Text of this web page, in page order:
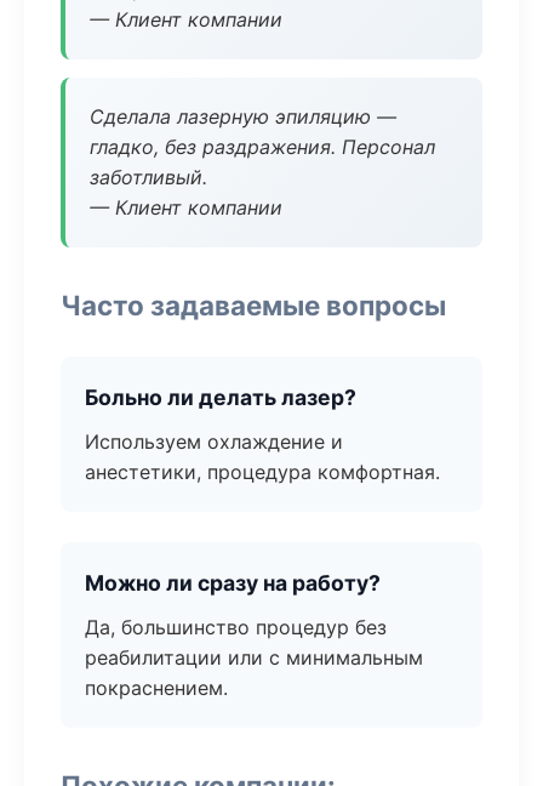
— Клиент компании
Сделала лазерную эпиляцию —
гладко, без раздражения. Персонал
заботливый.
— Клиент компании
Часто задаваемые вопросы
Больно ли делать лазер?
Используем охлаждение и
анестетики, процедура комфортная.
Можно ли сразу на работу?
Да, большинство процедур без
реабилитации или с минимальным
покраснением.